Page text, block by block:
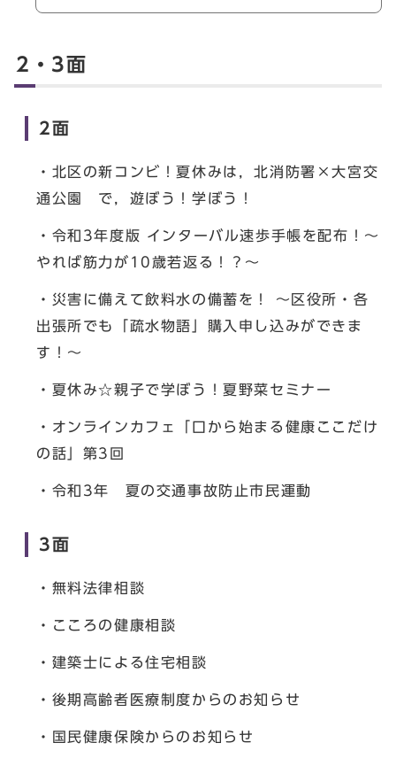
2・3面
2面
・北区の新コンビ！夏休みは，北消防署×大宮交
通公園 で，遊ぼう！学ぼう！
・令和3年度版 インターバル速歩手帳を配布！～
やれば筋力が10歳若返る！？～
・災害に備えて飲料水の備蓄を！ ～区役所・各
出張所でも「疏水物語」購入申し込みができま
す！～
・夏休み☆親子で学ぼう！夏野菜セミナー
・オンラインカフェ「口から始まる健康ここだけ
の話」第3回
・令和3年 夏の交通事故防止市民運動
3面
・無料法律相談
・こころの健康相談
・建築士による住宅相談
・後期高齢者医療制度からのお知らせ
・国民健康保険からのお知らせ